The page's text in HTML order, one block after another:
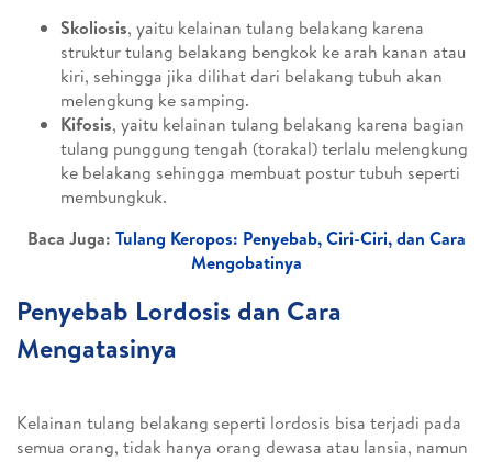
Skoliosis, yaitu kelainan tulang belakang karena
struktur tulang belakang bengkok ke arah kanan atau
kiri, sehingga jika dilihat dari belakang tubuh akan
melengkung ke samping.
Kifosis, yaitu kelainan tulang belakang karena bagian
tulang punggung tengah (torakal) terlalu melengkung
ke belakang sehingga membuat postur tubuh seperti
membungkuk.
Baca Juga: Tulang Keropos: Penyebab, Ciri-Ciri, dan Cara
Mengobatinya
Penyebab Lordosis dan Cara
Mengatasinya
Kelainan tulang belakang seperti lordosis bisa terjadi pada
semua orang, tidak hanya orang dewasa atau lansia, namun